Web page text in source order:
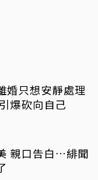
婚只想安靜處理
爆砍向自己
親口告白…緋聞